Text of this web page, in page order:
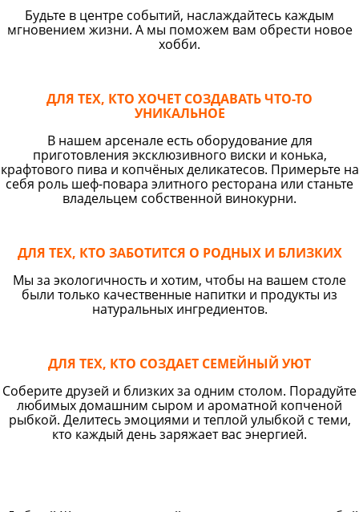
Будьте в центре событий, наслаждайтесь каждым
мгновением жизни. А мы поможем вам обрести новое
хобби.
ДЛЯ ТЕХ, КТО ХОЧЕТ СОЗДАВАТЬ ЧТО-ТО
УНИКАЛЬНОЕ
В нашем арсенале есть оборудование для
приготовления эксклюзивного виски и конька,
крафтового пива и копчёных деликатесов. Примерьте на
себя роль шеф-повара элитного ресторана или станьте
владельцем собственной винокурни.
ДЛЯ ТЕХ, КТО ЗАБОТИТСЯ О РОДНЫХ И БЛИЗКИХ
Мы за экологичность и хотим, чтобы на вашем столе
были только качественные напитки и продукты из
натуральных ингредиентов.
ДЛЯ ТЕХ, КТО СОЗДАЕТ СЕМЕЙНЫЙ УЮТ
Соберите друзей и близких за одним столом. Порадуйте
любимых домашним сыром и ароматной копченой
рыбкой. Делитесь эмоциями и теплой улыбкой с теми,
кто каждый день заряжает вас энергией.